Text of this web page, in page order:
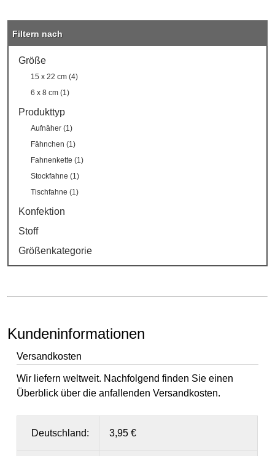
Filtern nach
Größe
15 x 22 cm (4)
6 x 8 cm (1)
Produkttyp
Aufnäher (1)
Fähnchen (1)
Fahnenkette (1)
Stockfahne (1)
Tischfahne (1)
Konfektion
Stoff
Größenkategorie
Kundeninformationen
Versandkosten
Wir liefern weltweit. Nachfolgend finden Sie einen
Überblick über die anfallenden Versandkosten.
Deutschland: 3,95 €